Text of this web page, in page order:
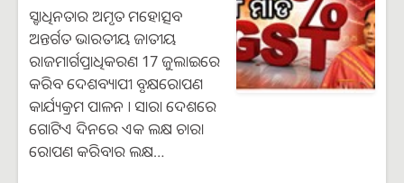
ସ୍ବାଧିନତାର ଅମୃତ ମହୋତ୍ସବ
ଅନ୍ତର୍ଗତ ଭାରତୀୟ ଜାତୀୟ
ରାଜମାର୍ଗପ୍ରାଧିକରଣ 17 ଜୁଲାଇରେ
କରିବ ଦେଶବ୍ୟାପୀ ବୃକ୍ଷରୋପଣ
କାର୍ଯ୍ୟକ୍ରମ ପାଳନ । ସାରା ଦେଶରେ
ଗୋଟିଏ ଦିନରେ ଏକ ଲକ୍ଷ ଚାରା
ରୋପଣ କରିବାର ଲକ୍ଷ…